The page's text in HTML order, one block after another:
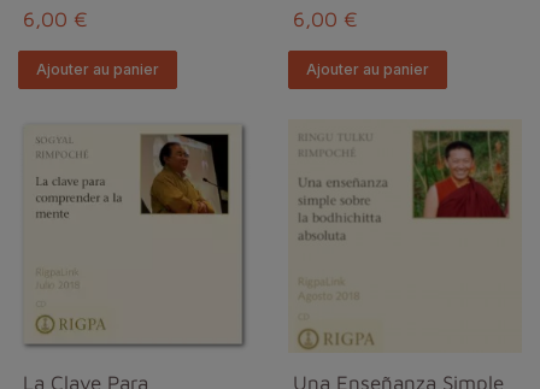
6,00 €
Ajouter au panier
6,00 €
Ajouter au panier
La Clave Para
Una Enseñanza Simple